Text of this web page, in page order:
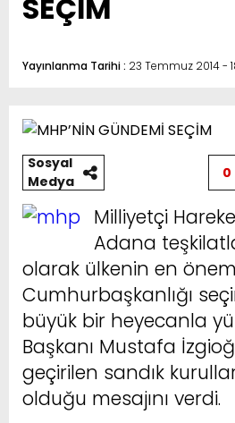
SEÇİM
Yayınlanma Tarihi : 23 Temmuz 2014 -
Sosyal
Medya
0
Milliyetçi
Adana
olarak ülkenin en
Cumhurbaşkanlığı
büyük bir heyecanla
Başkanı Mustafa
geçirilen sandık
olduğu mesajını verdi.